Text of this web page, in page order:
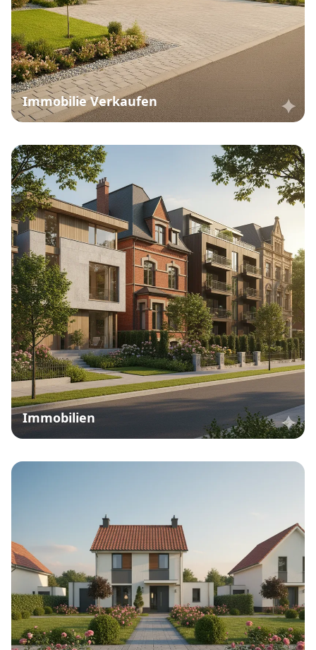
Immobilie Verkaufen
Immobilien